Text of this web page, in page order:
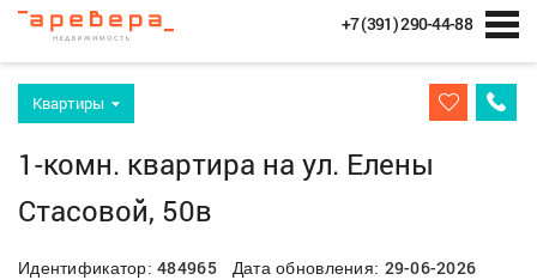
+7 (391) 290-44-88
Квартиры
1-комн. квартира на ул. Елены
Стасовой, 50в
Идентификатор:484965Дата обновления: 29-06-2026